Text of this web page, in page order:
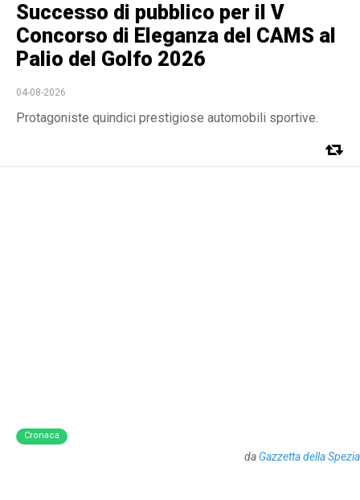
Successo di pubblico per il V
Concorso di Eleganza del CAMS al
Palio del Golfo 2026
04-08-2026
Protagoniste quindici prestigiose automobili sportive.
Cronaca
da Gazzetta della Spezia